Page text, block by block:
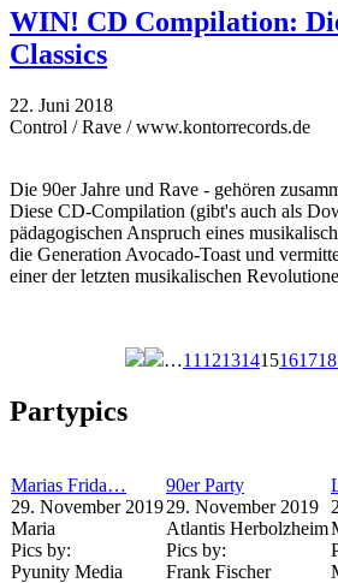
WIN! CD Compilation:
Classics
22. Juni 2018
Control / Rave / www.kontorrecords.de
Die 90er Jahre und Rave - gehören
Diese CD-Compilation (gibt's auch als
pädagogischen Anspruch eines
die Generation Avocado-Toast und
einer der letzten musikalischen
…11 12131415161718
Partypics
Marias Frida…
29. November 2019
Maria
Pics by:
Pyunity Media
90er Party
29. November 2019
Atlantis Herbolzheim
Pics by:
Frank Fischer